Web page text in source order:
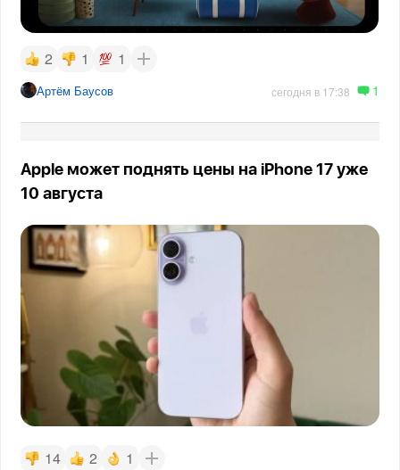
2 1 1
Артём Баусов сегодня в 17:38 1
Apple может поднять цены на iPhone 17 уже
10 августа
14 2 1